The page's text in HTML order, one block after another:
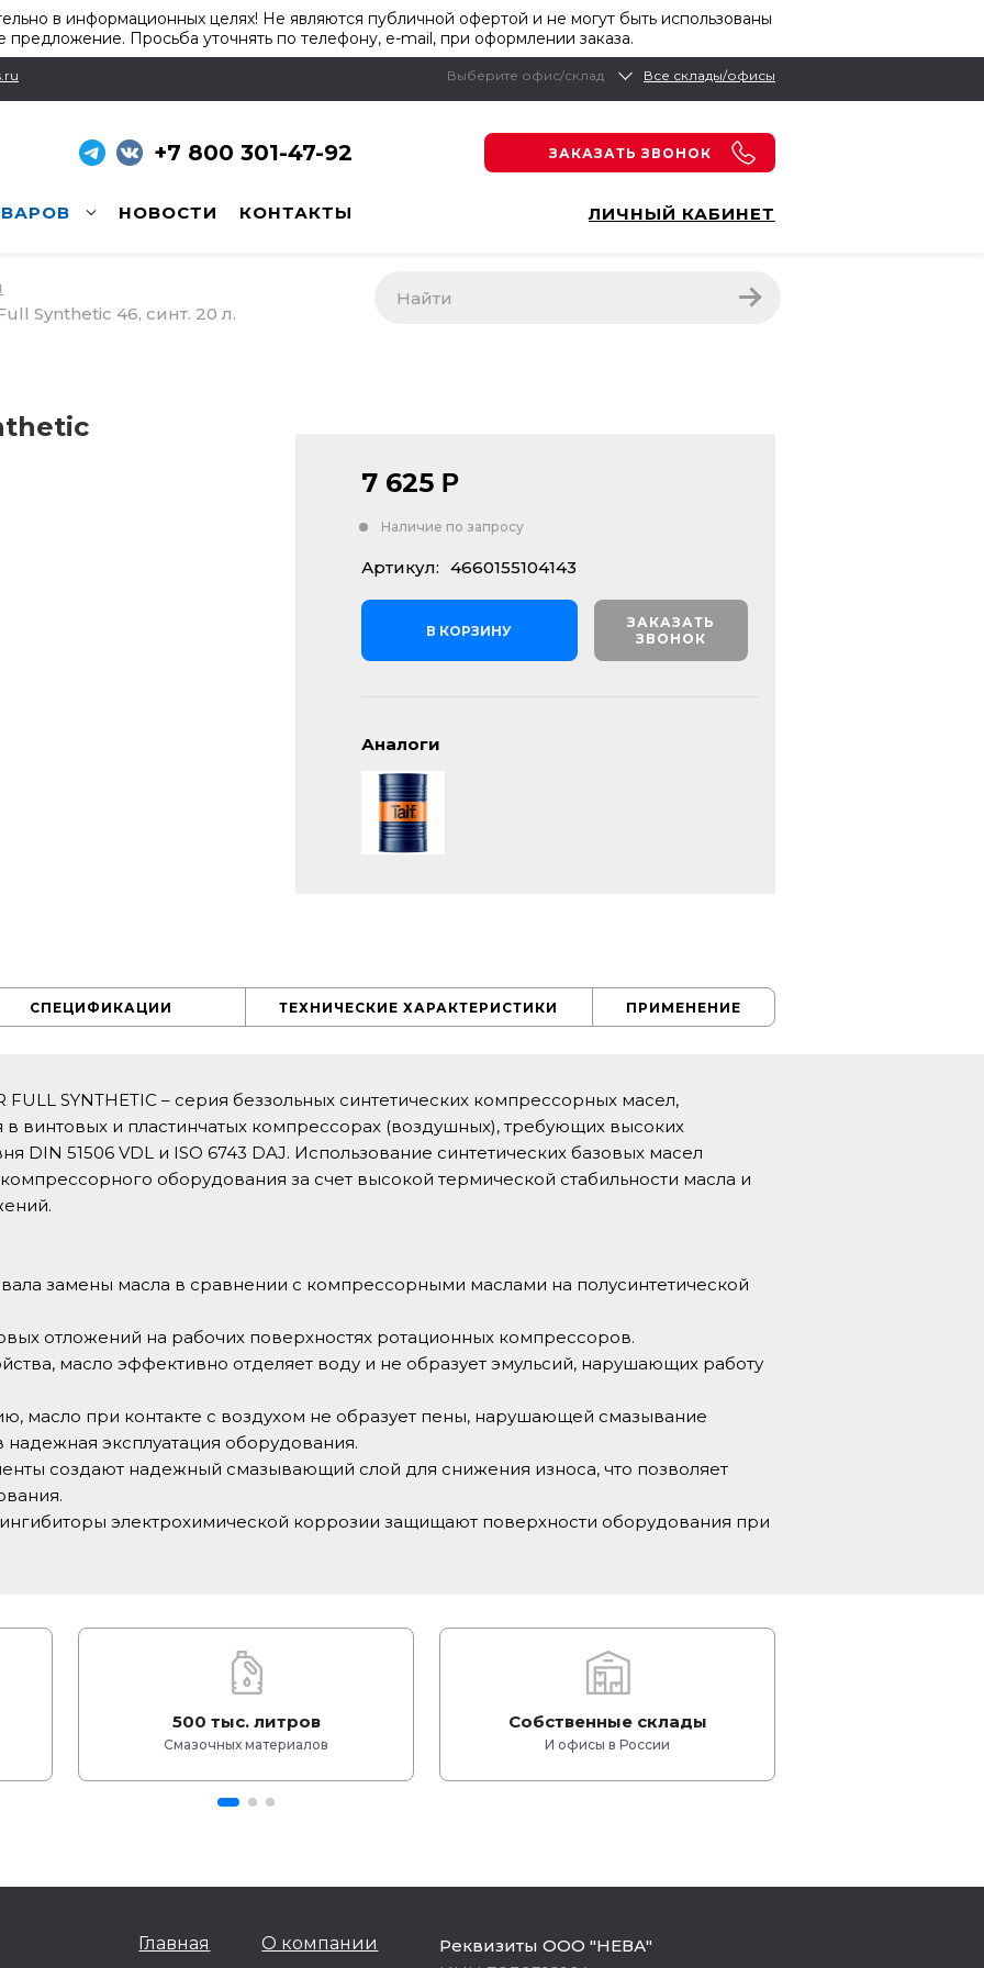
в информационных целях! Не являются публичной офертой и не могут быть использованы
предложение. Просьба уточнять по телефону, e-mail, при оформлении заказа.
Выберите офис/склад Все склады/офисы
+7 800 301-47-92 ЗАКАЗАТЬ ЗВОНОК
НОВОСТИ КОНТАКТЫ ЛИЧНЫЙ КАБИНЕТ
Synthetic 46, синт. 20 л.
7 625 Р
Наличие по запросу
Артикул: 4660155104143
В КОРЗИНУ
ЗАКАЗАТЬ
ЗВОНОК
Аналоги
СПЕЦИФИКАЦИИ ТЕХНИЧЕСКИЕ ХАРАКТЕРИСТИКИ ПРИМЕНЕНИЕ
FULL SYNTHETIC – серия беззольных синтетических компрессорных масел,
винтовых и пластинчатых компрессорах (воздушных), требующих высоких
DIN 51506 VDL и ISO 6743 DAJ. Использование синтетических базовых масел
оборудования за счет высокой термической стабильности масла и
замены масла в сравнении с компрессорными маслами на полусинтетической
отложений на рабочих поверхностях ротационных компрессоров.
масло эффективно отделяет воду и не образует эмульсий, нарушающих работу
масло при контакте с воздухом не образует пены, нарушающей смазывание
эксплуатация оборудования.
создают надежный смазывающий слой для снижения износа, что позволяет
электрохимической коррозии защищают поверхности оборудования при
500 тыс. литров
Смазочных материалов
Собственные склады
И офисы в России
Главная О компании
Реквизиты ООО "НЕВА"